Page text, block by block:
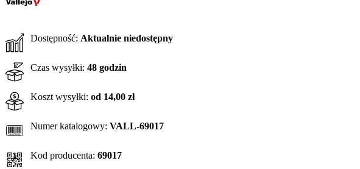
Dostępność: Aktualnie niedostępny
Czas wysyłki: 48 godzin
Koszt wysyłki: od 14,00 zł
Numer katalogowy: VALL-69017
Kod producenta: 69017